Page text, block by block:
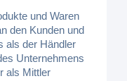
und Waren
den Kunden und
als der Händler
Unternehmens
als Mittler